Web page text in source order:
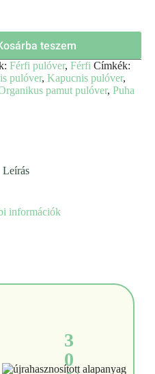
teszem
Férfi pulóver, Férfi Címkék:
pulóver, Kapucnis pulóver,
pamut pulóver, Puha
Leírás
információk
3
0